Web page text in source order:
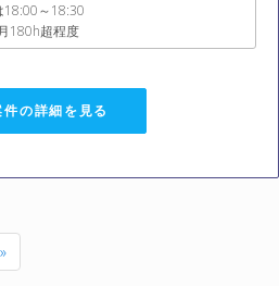
～18:30
超程度
件の詳細を見る